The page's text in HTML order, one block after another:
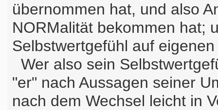
übernommen hat, und also
NORMalität bekommen hat;
Selbstwertgefühl auf
Wer also sein
"er" nach Aussagen seiner
nach dem Wechsel leicht in